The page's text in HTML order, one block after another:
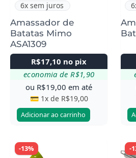
6x sem juros
Amassador de
Batatas Mimo
ASA1309
R$17,10 no pix
economia de R$1,90
ou R$19,00 em até
💳 1x de R$19,00
Adicionar ao carrinho
-13% -